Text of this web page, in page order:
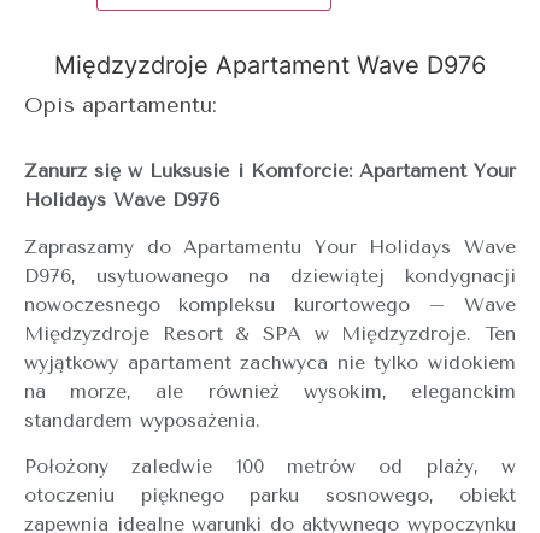
Międzyzdroje Apartament Wave D976
Opis apartamentu:
Zanurz się w Luksusie i Komforcie: Apartament Your
Holidays Wave D976
Zapraszamy do Apartamentu Your Holidays Wave
D976, usytuowanego na dziewiątej kondygnacji
nowoczesnego kompleksu kurortowego – Wave
Międzyzdroje Resort & SPA w Międzyzdroje. Ten
wyjątkowy apartament zachwyca nie tylko widokiem
na morze, ale również wysokim, eleganckim
standardem wyposażenia.
Położony zaledwie 100 metrów od plaży, w
otoczeniu pięknego parku sosnowego, obiekt
zapewnia idealne warunki do aktywnego wypoczynku